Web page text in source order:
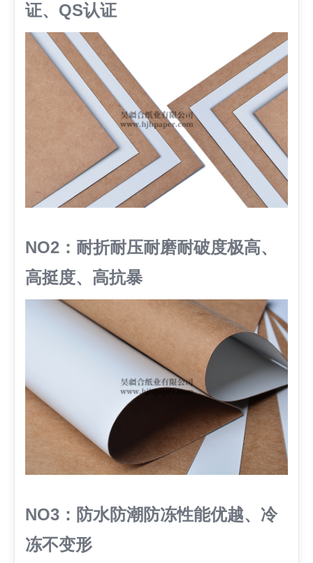
证、QS认证
NO2：耐折耐压耐磨耐破度极高、
高挺度、高抗暴
NO3：防水防潮防冻性能优越、冷
冻不变形